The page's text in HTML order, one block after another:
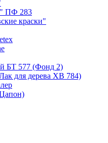
ПФ 283
краски"
БТ 577 (Фонд 2)
для дерева ХВ 784)